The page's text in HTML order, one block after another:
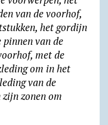
van de voorhof,
het gordijn
van de
met de
om in het
van de
zonen om